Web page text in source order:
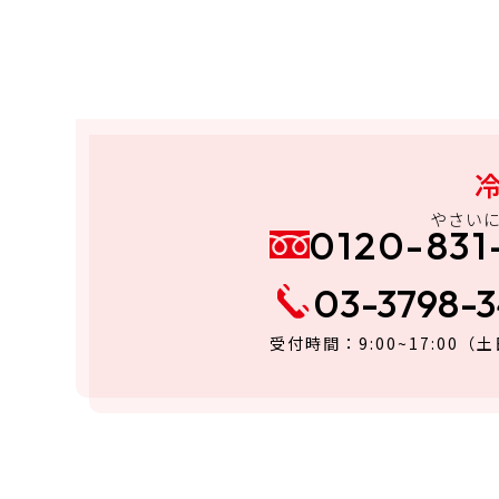
0120-
やさい
03-3798-
受付時間：9:00~17:00 （